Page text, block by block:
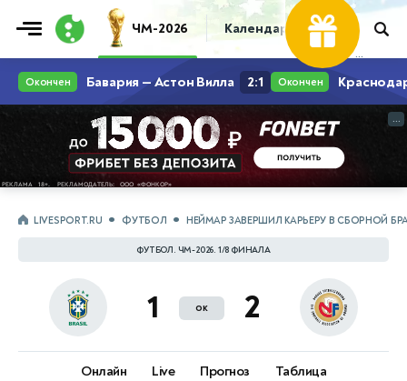
ЧМ-2026 Календарь Таблица
...
...
LIVESPORT.RU ФУТБОЛ НЕЙМАР ЗАВЕРШИЛ КАРЬЕРУ В СБОРНОЙ
ФУТБОЛ. ЧМ-2026. 1/8 ФИНАЛА
1 ок 2
Онлайн Live Прогноз Таблица